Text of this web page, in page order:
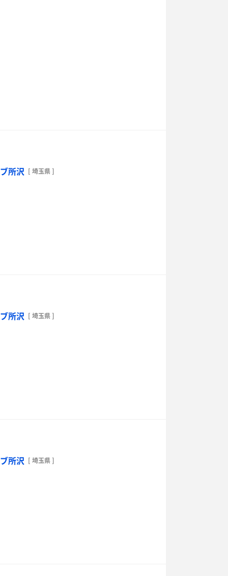
所沢 [ 埼玉県 ]
所沢 [ 埼玉県 ]
所沢 [ 埼玉県 ]